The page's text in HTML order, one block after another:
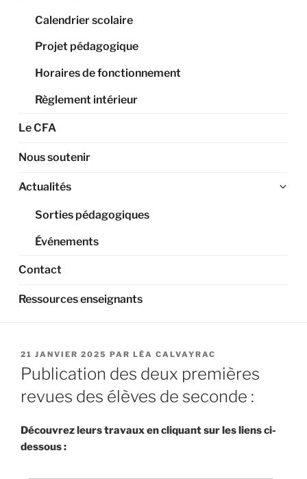
Calendrier scolaire
Projet pédagogique
Horaires de fonctionnement
Règlement intérieur
Le CFA
Nous soutenir
Actualités
Sorties pédagogiques
Événements
Contact
Ressources enseignants
PUBLIÉ
LE
21 JANVIER 2025 PAR LÉA CALVAYRAC
Publication des deux premières
revues des élèves de seconde :
Découvrez leurs travaux en cliquant sur les liens ci-
dessous :